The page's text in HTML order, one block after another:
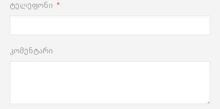
ტელეფონი
კომენტარი